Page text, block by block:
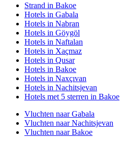
Strand in Bakoe
Hotels in Gabala
Hotels in Nabran
Hotels in Göygöl
Hotels in Naftalan
Hotels in Xaçmaz
Hotels in Qusar
Hotels in Bakoe
Hotels in Naxçıvan
Hotels in Nachitsjevan
Hotels met 5 sterren in Bakoe
Vluchten naar Gabala
Vluchten naar Nachitsjevan
Vluchten naar Bakoe